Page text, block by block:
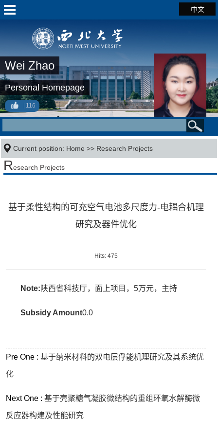
中文
Wei Zhao
Personal Homepage
116
Current position: Home >> Research Projects
Research Projects
基于柔性结构的可充空气电池多尺度力-电耦合机理
研究及器件优化
Hits: 475
Note:陕西省科技厅，面上项目，5万元，主持
Subsidy Amount0.0
Pre One :基于纳米材料的双电层俘能机理研究及其系统优
化
Next One :基于壳聚糖气凝胶微结构的重组环氧水解酶微
反应器构建及性能研究